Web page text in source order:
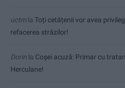
uctmla Toți cetățenii vor avea
refacerea străzilor!
Dorin la Coșei acuză: Primar cu
Herculane!